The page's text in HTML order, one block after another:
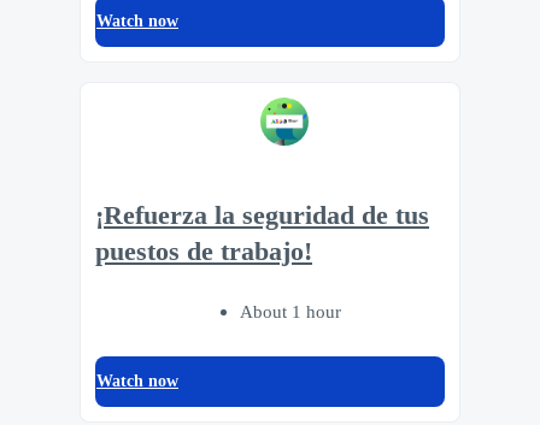
Watch now
¡Refuerza la seguridad de tus
puestos de trabajo!
About 1 hour
Watch now